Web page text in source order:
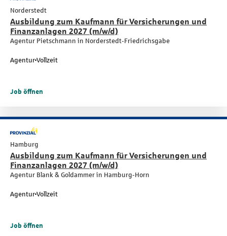
Norderstedt
Ausbildung zum Kaufmann für Versicherungen und
Finanzanlagen 2027 (m/w/d)
Agentur Pietschmann in Norderstedt-Friedrichsgabe
Agentur Vollzeit
Job öffnen
Hamburg
Ausbildung zum Kaufmann für Versicherungen und
Finanzanlagen 2027 (m/w/d)
Agentur Blank & Goldammer in Hamburg-Horn
Agentur Vollzeit
Job öffnen